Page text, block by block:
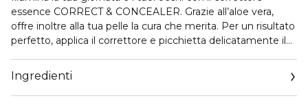
essence CORRECT & CONCEALER. Grazie all’aloe vera,
offre inoltre alla tua pelle la cura che merita. Per un risultato
perfetto, applica il correttore e picchietta delicatamente il
pennello per correttore o con una spugna. Puoi usarlo da
solo oppure prima del correttore preferito.
Ingredienti